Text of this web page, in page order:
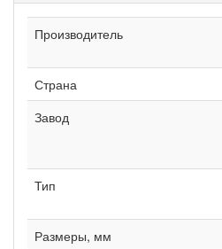
Производитель
Страна
Завод
Тип
Размеры, мм